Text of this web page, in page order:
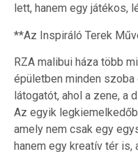
lett, hanem egy játékos,
**Az Inspiráló Terek
RZA malibui háza több
épületben minden
látogatót, ahol a zene, a
Az egyik
amely nem csak egy
hanem egy kreatív tér